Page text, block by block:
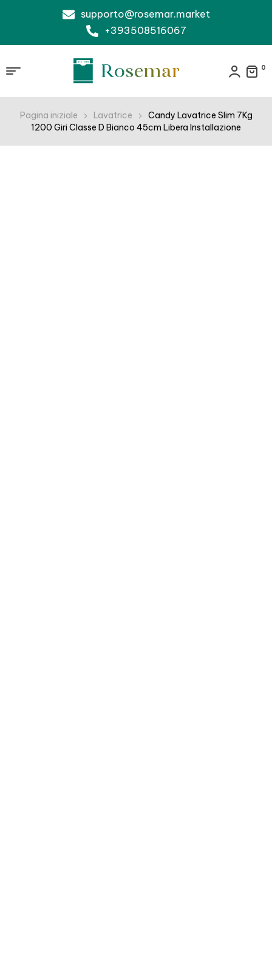
supporto@rosemar.market
+393508516067
0
Pagina iniziale Lavatrice
Candy Lavatrice Slim 7Kg
1200 Giri Classe D Bianco 45cm Libera Installazione